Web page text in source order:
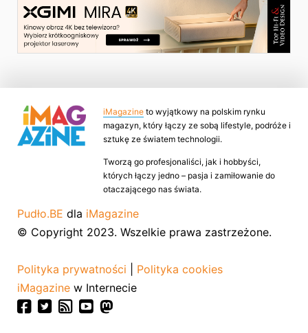
iMagazine to wyjątkowy na polskim rynku
magazyn, który łączy ze sobą lifestyle, podróże i
sztukę ze światem technologii.
Tworzą go profesjonaliści, jak i hobbyści,
których łączy jedno – pasja i zamiłowanie do
otaczającego nas świata.
Pudło.BE dla iMagazine
© Copyright 2023. Wszelkie prawa zastrzeżone.
Polityka prywatności
Polityka cookies
iMagazine w Internecie